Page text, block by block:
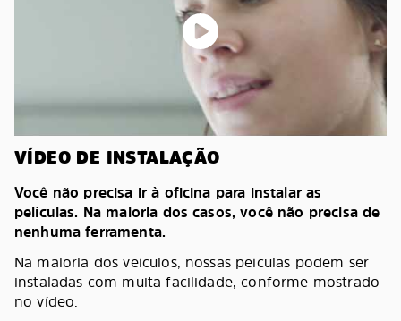
VÍDEO DE INSTALAÇÃO
Você não precisa ir à oficina para instalar as
películas. Na maioria dos casos, você não precisa de
nenhuma ferramenta.
Na maioria dos veículos, nossas peículas podem ser
instaladas com muita facilidade, conforme mostrado
no vídeo.